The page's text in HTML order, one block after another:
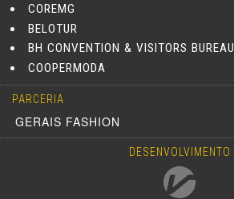
COREMG
BELOTUR
BH CONVENTION & VISITORS BUREAU
COOPERMODA
PARCERIA
GERAIS FASHION
DESENVOLVIMENTO